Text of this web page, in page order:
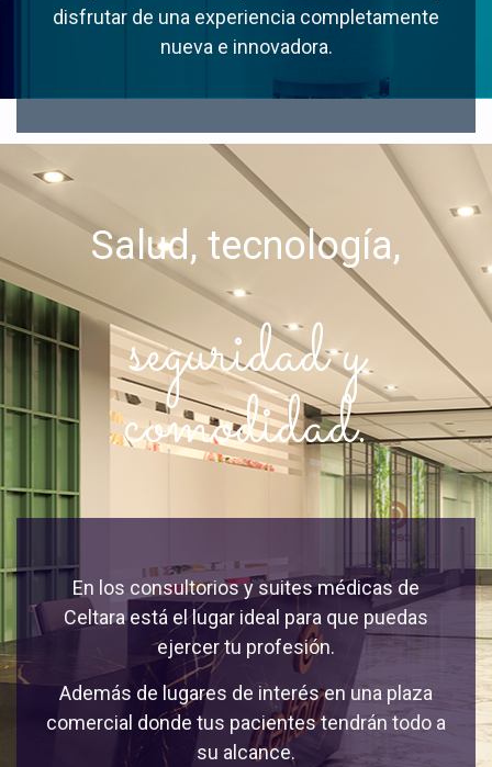
disfrutar de una experiencia completamente
nueva e innovadora.
Salud, tecnología,
seguridad y
comodidad.
En los consultorios y suites médicas de
Celtara está el lugar ideal para que puedas
ejercer tu profesión.
Además de lugares de interés en una plaza
comercial donde tus pacientes tendrán todo a
su alcance.